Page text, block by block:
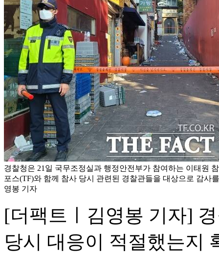
경찰청은 21일 국무조정실과 행정안전부가 참여하는 이태원
포스(TF)와 함께 참사 당시 관련된 경찰관들을 대상으로 감사
영봉 기자
[더팩트ㅣ김영봉 기자]
당시 대응이 적절했는지